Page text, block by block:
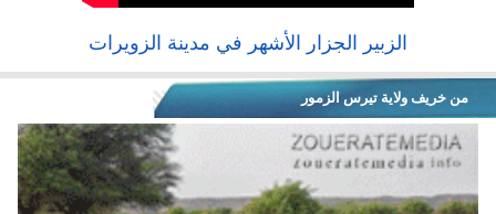
الزبير الجزار الأشهر في مدينة الزويرات
من خريف ولاية تيرس الزمور